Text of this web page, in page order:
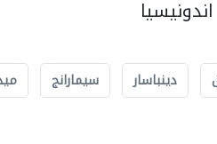
دينباسار سيمارانج